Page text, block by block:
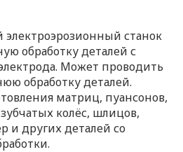
станок
обработку деталей с
Может проводить
обработку деталей.
матриц, пуансонов,
колёс, шлицов,
и других деталей со